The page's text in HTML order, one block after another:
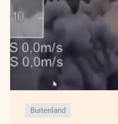
Buitenland